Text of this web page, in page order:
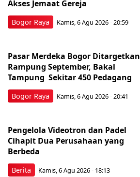
Bogor Raya
Akses Jemaat Gereja
Kamis, 6 Agu 2026 - 20:59
Bogor Raya
Pasar Merdeka Bogor Ditargetkan
Rampung September, Bakal
Tampung Sekitar 450 Pedagang
Kamis, 6 Agu 2026 - 20:41
Berita
Pengelola Videotron dan Padel
Cihapit Dua Perusahaan yang
Berbeda
Kamis, 6 Agu 2026 - 18:13